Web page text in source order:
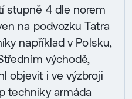
stupně 4 dle norem
na podvozku Tatra
například v Polsku,
východě,
objevit i ve výzbroji
techniky armáda